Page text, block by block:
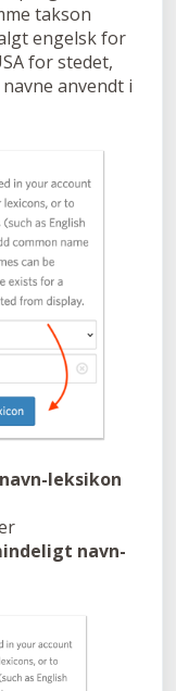
takson
engelsk for
for stedet,
anvendt i
leksikon
navn-